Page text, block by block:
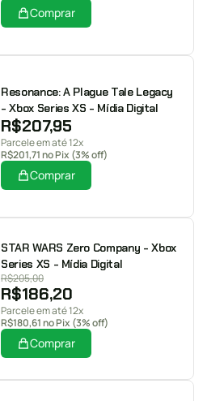
Comprar
Resonance: A Plague Tale Legacy
- Xbox Series XS - Mídia Digital
R$207,95
Parcele em até 12x
R$201,71no Pix (3% off)
Comprar
STAR WARS Zero Company - Xbox
Series XS - Mídia Digital
R$205,00
R$186,20
Parcele em até 12x
R$180,61no Pix (3% off)
Comprar